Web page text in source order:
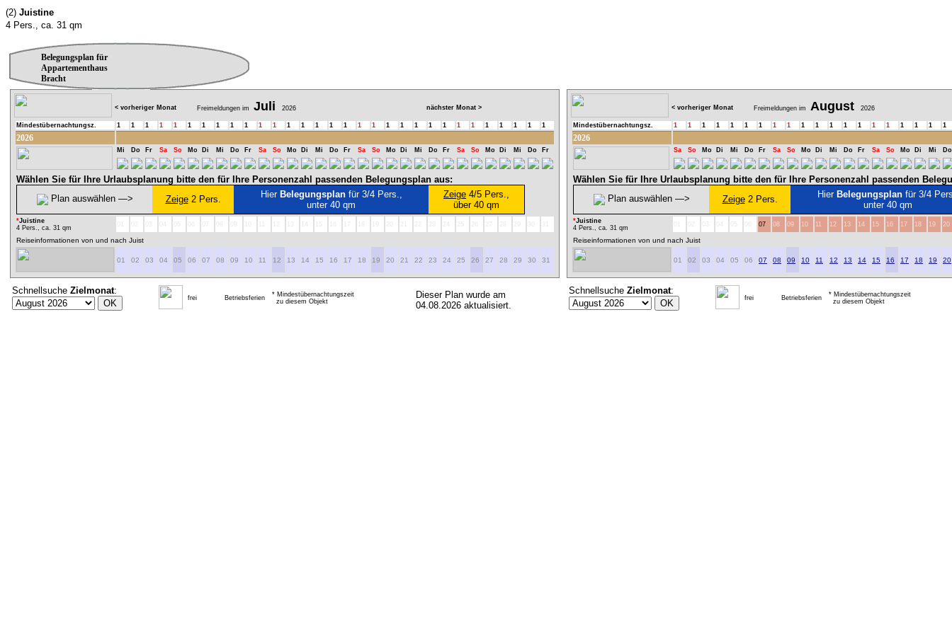
(2) Juistine
4 Pers., ca. 31 qm
Belegungsplan für
Appartementhaus
Bracht
< vorheriger Monat Freimeldungen im Juli 2026 nächster Monat >
Mindestübernachtungsz. 1 1 1 1 1 1 1 1 1 1 1 1 1 1 1 1 1 1 1 1 1 1 1 1 1 1 1 1 1 1 1
2026
Mi Do Fr Sa So Mo Di Mi Do Fr Sa So Mo Di Mi Do Fr Sa So Mo Di Mi Do Fr Sa So Mo Di Mi Do Fr
Wählen Sie für Ihre Urlaubsplanung bitte den für Ihre Personenzahl passenden Belegungsplan aus:
Plan auswählen ―>
Zeige2 Pers. Hier Belegungsplanfür 3/4 Pers.,
unter 40 qm
Zeige 4/5 Pers.,
über 40 qm
*Juistine
4 Pers., ca. 31 qm
Reiseinformationen von und nach Juist
01 02 03 04 05 06 07 08 09 10 11 12 13 14 15 16 17 18 19 20 21 22 23 24 25 26 27 28 29 30 31
Schnellsuche Zielmonat:
frei Betriebsferien
* Mindestübernachtungszeit
zu diesem Objekt
Dieser Plan wurde am
04.08.2026 aktualisiert.
< vorheriger Monat Freimeldungen im August 2026
Mindestübernachtungsz. 1 1 1 1 1 1 1 1 1 1 1 1 1 1 1 1 1 1 1 1
2026
Sa So Mo Di Mi Do Fr Sa So Mo Di Mi Do Fr Sa So Mo Di Mi Do
Wählen Sie für Ihre Urlaubsplanung bitte den für Ihre Personenzahl passenden
Plan auswählen ―>
Zeige2 Pers. Hier Belegungsplanfür 3/4
unter 40 qm
*Juistine
4 Pers., ca. 31 qm
07 08 09 10 11 12 13 14 15 16 17 18 19 20
Reiseinformationen von und nach Juist
01 02 03 04 05 06 07 08 09 10 11 12 13 14 15 16 17 18 19 20
Schnellsuche Zielmonat:
frei Betriebsferien
* Mindestübernachtungszeit
zu diesem Objekt